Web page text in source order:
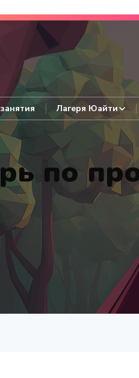
варианты.
Лагеря Юайти
по